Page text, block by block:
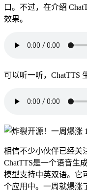
口。不过，在介绍
效果。
可以听一听，ChatTTS
相信不少小伙伴已经关
ChatTTS是一个语音生
模型支持中英双语。它
个应用中。一周就爆涨